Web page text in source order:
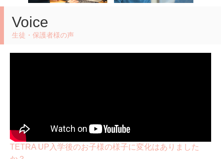
Voice
生徒・保護者様の声
TETRA UP入学後のお子様の様子に変化はありました